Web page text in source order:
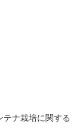
テナ栽培に関する